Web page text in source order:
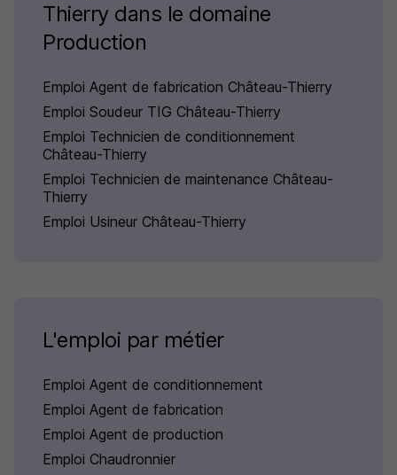
Thierry dans le domaine
Production
Emploi Agent de fabrication Château-Thierry
Emploi Soudeur TIG Château-Thierry
Emploi Technicien de conditionnement
Château-Thierry
Emploi Technicien de maintenance Château-
Thierry
Emploi Usineur Château-Thierry
L'emploi par métier
Emploi Agent de conditionnement
Emploi Agent de fabrication
Emploi Agent de production
Emploi Chaudronnier